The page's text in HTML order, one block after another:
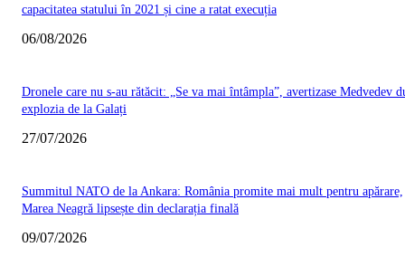
capacitatea statului în 2021 și cine a ratat execuția
06/08/2026
Dronele care nu s-au rătăcit: „Se va mai întâmpla”, avertizase Medvedev
explozia de la Galați
27/07/2026
Summitul NATO de la Ankara: România promite mai mult pentru apărare,
Marea Neagră lipsește din declarația finală
09/07/2026